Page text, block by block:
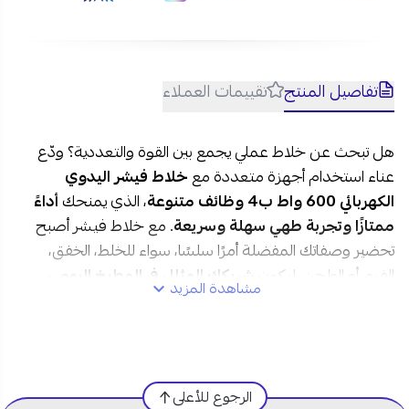
تفاصيل المنتج تقييمات العملاء
هل تبحث عن خلاط عملي يجمع بين القوة والتعددية؟ ودّع
عناء استخدام أجهزة متعددة معخلاط فيشر اليدوي
الكهربائي600 واط ب4 وظائف متنوعة ، الذي يمنحكأداءً
ممتازًا وتجربة طهي سهلة وسريعة. مع خلاط فيشر أصبح
تحضير وصفاتك المفضلة أمرًا سلسًا، سواء للخلط، الخفق،
الفرم أو الطحن، ليكون
شريكك المثالي في المطبخ اليومي
مشاهدة المزيد
الرجوع للأعلى